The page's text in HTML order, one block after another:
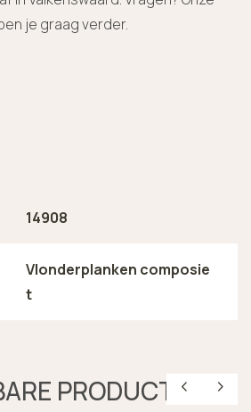
je graag verder.
14908
Vlonderplanken composie
t
PRODUCTEN